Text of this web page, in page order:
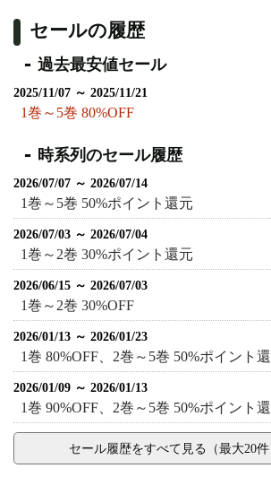
セールの履歴
過去最安値セール
2025/11/07 ～ 2025/11/21
1巻～5巻 80%OFF
時系列のセール履歴
2026/07/07 ～ 2026/07/14
1巻～5巻 50%ポイント還元
2026/07/03 ～ 2026/07/04
1巻～2巻 30%ポイント還元
2026/06/15 ～ 2026/07/03
1巻～2巻 30%OFF
2026/01/13 ～ 2026/01/23
1巻 80%OFF、2巻～5巻 50%ポイント
2026/01/09 ～ 2026/01/13
1巻 90%OFF、2巻～5巻 50%ポイント
セール履歴をすべて見る（最大20件